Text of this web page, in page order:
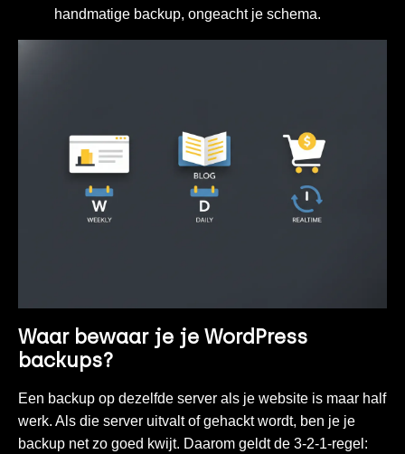
handmatige backup, ongeacht je schema.
Waar bewaar je je WordPress
backups?
Een backup op dezelfde server als je website is maar half
werk. Als die server uitvalt of gehackt wordt, ben je je
backup net zo goed kwijt. Daarom geldt de 3-2-1-regel: